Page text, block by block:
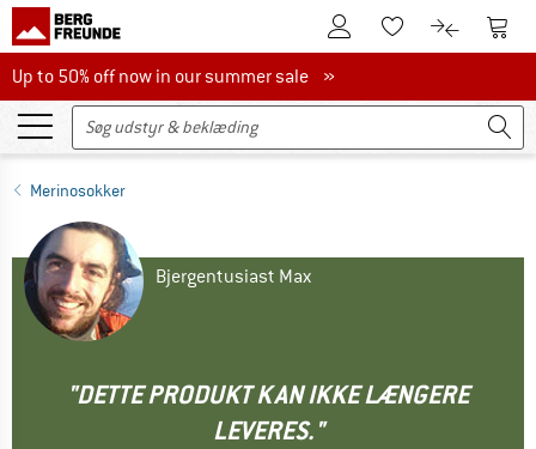
Til kundekontoenTil huskesedlen.
Til Til
Up to 50% off now in our summer sale
Up to 50% off now in our summer sale »
Merinosokker
Bjergentusiast Max
"DETTE PRODUKT KAN IKKE LÆNGERE
LEVERES."